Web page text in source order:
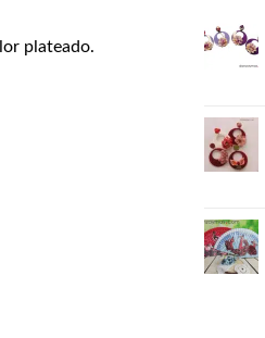
plateado.